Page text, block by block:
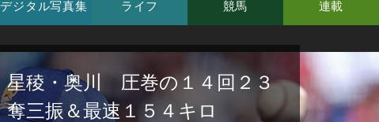
デジタル写真集 ライフ 競馬 連載
星稜・奥川 圧巻の１４回２３
奪三振＆最速１５４キロ